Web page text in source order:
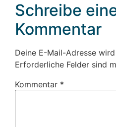
Schreibe
Kommentar
Deine E-Mail-Adresse
Erforderliche Felder sind
Kommentar *